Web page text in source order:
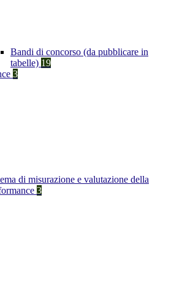
Bandi di concorso (da pubblicare in
tabelle) 19
3
di misurazione e valutazione della
3